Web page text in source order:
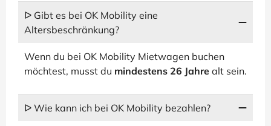
ᐅ Gibt es bei OK Mobility eine
Altersbeschränkung?
Wenn du bei OK Mobility Mietwagen buchen
möchtest, musst du mindestens 26 Jahre alt sein.
ᐅ Wie kann ich bei OK Mobility bezahlen?